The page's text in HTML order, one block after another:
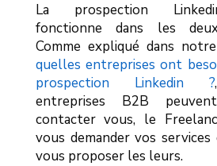
La prospection
fonctionne dans les
Comme expliqué dans
quelles entreprises ont
prospection Linkedin ?
entreprises B2B
contacter vous, le
vous demander vos services
vous proposer les leurs.